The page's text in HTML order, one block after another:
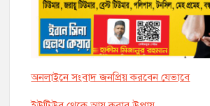
অনলাইনে সংবাদ জনপ্রিয় করবেন যেভাবে